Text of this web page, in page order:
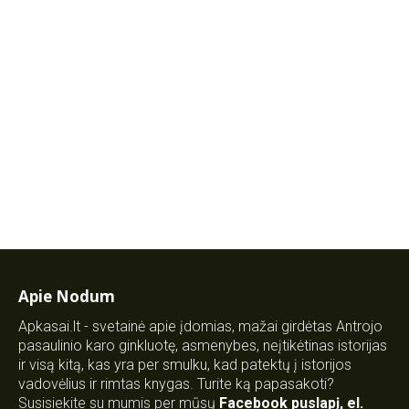
Apie Nodum
Apkasai.lt - svetainė apie įdomias, mažai girdėtas Antrojo
pasaulinio karo ginkluotę, asmenybes, neįtikėtinas istorijas
ir visą kitą, kas yra per smulku, kad patektų į istorijos
vadovėlius ir rimtas knygas. Turite ką papasakoti?
Susisiekite su mumis per mūsų Facebook puslapį, el.